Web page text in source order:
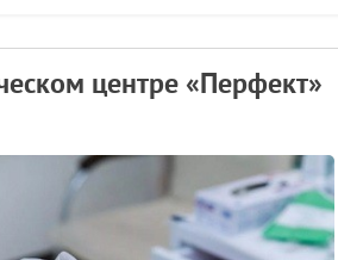
центре «Перфект»